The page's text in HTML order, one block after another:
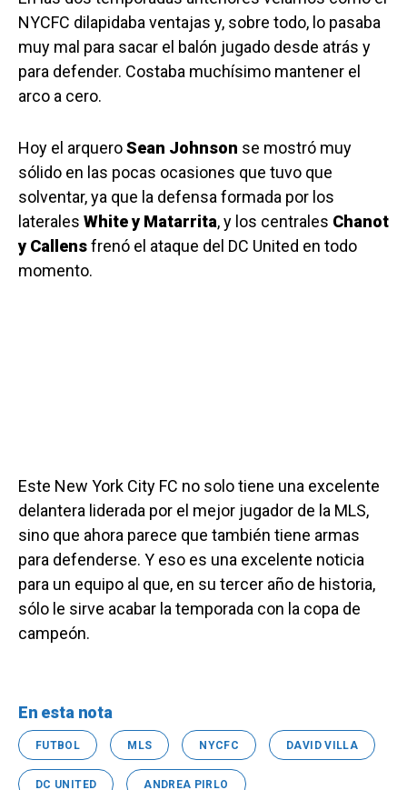
NYCFC dilapidaba ventajas y, sobre todo, lo pasaba
muy mal para sacar el balón jugado desde atrás y
para defender. Costaba muchísimo mantener el
arco a cero.
Hoy el arqueroSean Johnson se mostró muy
sólido en las pocas ocasiones que tuvo que
solventar, ya que la defensa formada por los
laterales White y Matarrita, y los centrales Chanot
y Callensfrenó el ataque del DC United en todo
momento.
Este New York City FC no solo tiene una excelente
delantera liderada por el mejor jugador de la MLS,
sino que ahora parece que también tiene armas
para defenderse. Y eso es una excelente noticia
para un equipo al que, en su tercer año de historia,
sólo le sirve acabar la temporada con la copa de
campeón.
En esta nota
FUTBOL MLS NYCFC DAVID VILLA
DC UNITED ANDREA PIRLO